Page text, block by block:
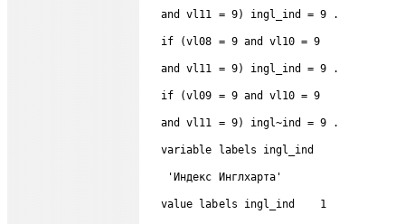
  and vl11 = 9) ingl_ind = 9 .
  if (vl08 = 9 and vl10 = 9
  and vl11 = 9) ingl_ind = 9 .
  if (vl09 = 9 and vl10 = 9
  and vl11 = 9) ingl~ind = 9 .
  variable labels ingl_ind
   'Индекс Инглхарта'
  value labels ingl_ind    1